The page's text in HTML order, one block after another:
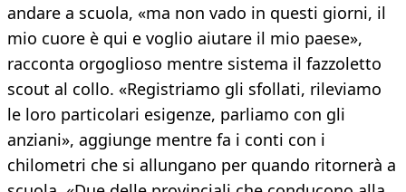
andare a scuola, «ma non vado in questi giorni, il
mio cuore è qui e voglio aiutare il mio paese»,
racconta orgoglioso mentre sistema il fazzoletto
scout al collo. «Registriamo gli sfollati, rileviamo
le loro particolari esigenze, parliamo con gli
anziani», aggiunge mentre fa i conti con i
chilometri che si allungano per quando ritornerà a